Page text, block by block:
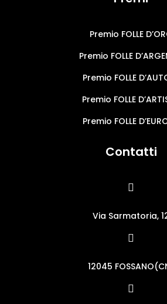
Premio FOLLE
Premio FOLLE
Premio FOLLE
Premio FOLLE
Premio FOLLE
Contatti

Via Sarmatoria,

12045
